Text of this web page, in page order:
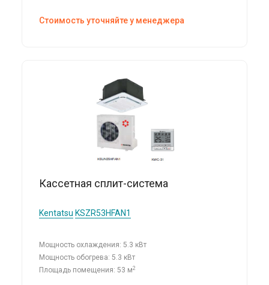
Стоимость уточняйте у менеджера
Кассетная сплит-система
Kentatsu KSZR53HFAN1
Мощность охлаждения: 5.3 кВт
Мощность обогрева: 5.3 кВт
Площадь помещения: 53 м2